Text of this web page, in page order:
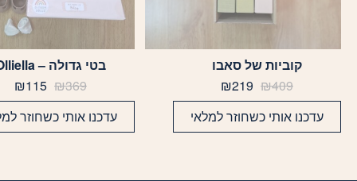
קוביות של סאבו
₪409
המחיר
המקורי
היה:
₪409.
₪219
הנוכחי
הוא:
₪219.
עדכנו אותי כשחוזר למלאי
בטי גדולה – Olliella
₪369
המחיר
המקורי
היה:
₪369.
₪115
עדכנו אותי כשחוזר